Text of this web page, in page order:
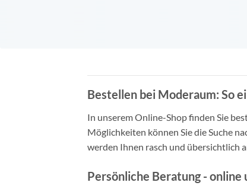
Bestellen bei Moderaum: So
In unserem Online-Shop finden Sie
Möglichkeiten können Sie die Suche
werden Ihnen rasch und übersichtlich
Persönliche Beratung - online